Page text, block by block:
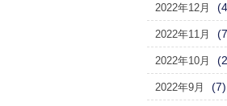
2022年12月
2022年11月
2022年10月
2022年9月 (7)